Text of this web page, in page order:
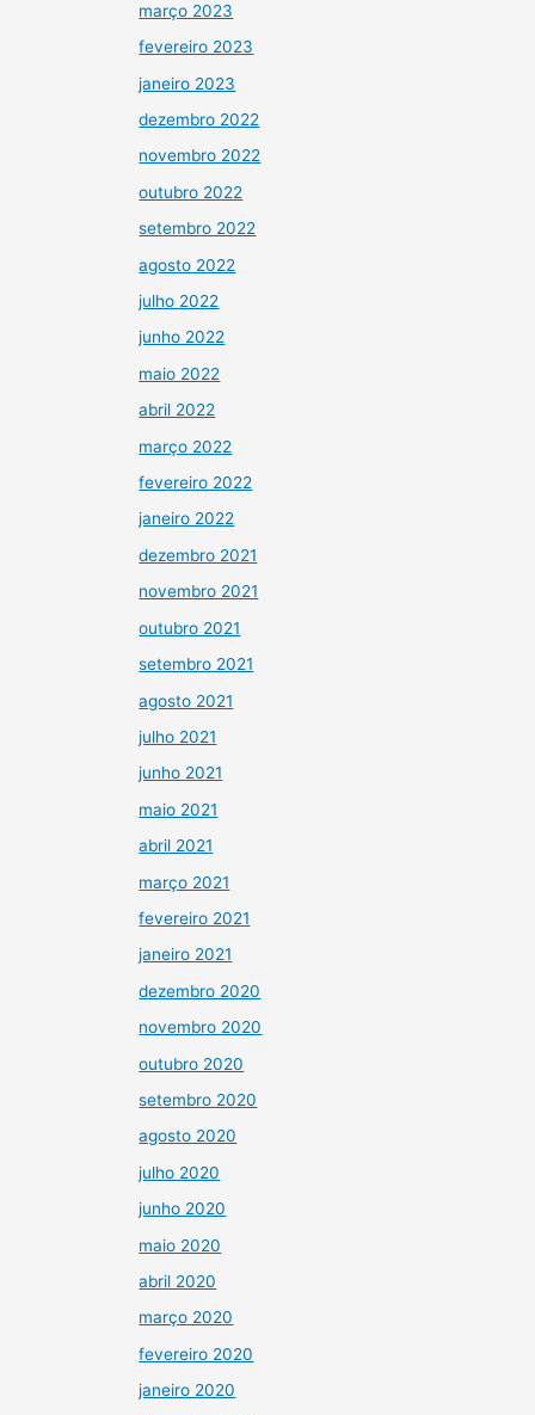
março 2023
fevereiro 2023
janeiro 2023
dezembro 2022
novembro 2022
outubro 2022
setembro 2022
agosto 2022
julho 2022
junho 2022
maio 2022
abril 2022
março 2022
fevereiro 2022
janeiro 2022
dezembro 2021
novembro 2021
outubro 2021
setembro 2021
agosto 2021
julho 2021
junho 2021
maio 2021
abril 2021
março 2021
fevereiro 2021
janeiro 2021
dezembro 2020
novembro 2020
outubro 2020
setembro 2020
agosto 2020
julho 2020
junho 2020
maio 2020
abril 2020
março 2020
fevereiro 2020
janeiro 2020